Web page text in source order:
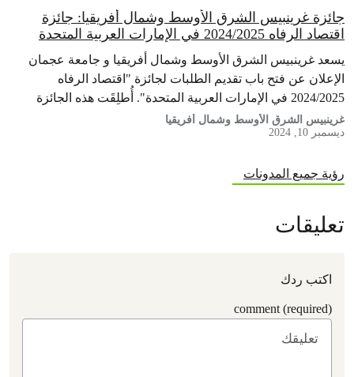
جائزة غرينبيس الشرق الأوسط وشمال أفريقيا: جائزة
اقتصاد الرفاه 2024/2025 في الإمارات العربية المتحدة
يسعد غرينبيس الشرق الأوسط وشمال أفريقيا و جامعة عجمان
الإعلان عن فتح باب تقديم الطلبات لجائزة "اقتصاد الرفاه
2024/2025 في الإمارات العربية المتحدة". أُطلِقَت هذه الجائزة
بالشراكة مع غرينبيس الشرق الأوسط وشمال أفريقيا، وجامعة
عجمان، وشبكة المناخ الجامعية في الإمارات العربية المتحدة.
الرؤية للمساهمة بأبحاث مبتكرة، سواء كانت…
غرينبيس الشرق الأوسط وشمال أفريقيا
ديسمبر 10, 2024
رؤية جميع المدونات
تعليقات
اكتب ردك
comment (required)